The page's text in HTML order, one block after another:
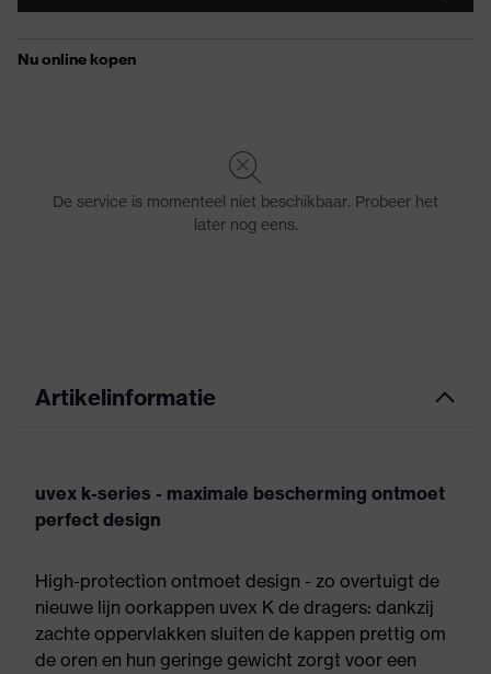
Artikelinformatie
uvex k-series - maximale bescherming ontmoet
perfect design
High-protection ontmoet design - zo overtuigt de
nieuwe lijn oorkappen uvex K de dragers: dankzij
zachte oppervlakken sluiten de kappen prettig om
de oren en hun geringe gewicht zorgt voor een